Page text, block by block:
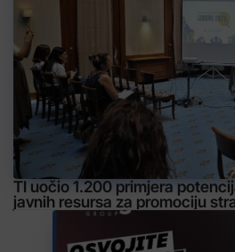
TI uočio 1.200 primjera
javnih resursa za promociju